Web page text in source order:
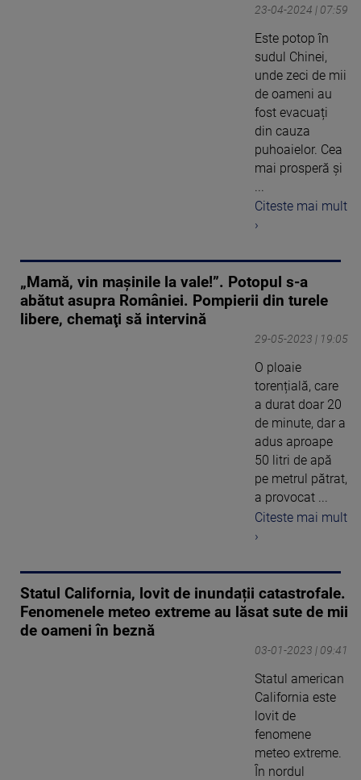
23-04-2024 | 07:59
Este potop în
sudul Chinei,
unde zeci de mii
de oameni au
fost evacuați
din cauza
puhoaielor. Cea
mai prosperă şi
Citeste mai mult
›
„Mamă, vin mașinile la vale!”. Potopul s-a
abătut asupra României. Pompierii din turele
libere, chemaţi să intervină
29-05-2023 | 19:05
O ploaie
torențială, care
a durat doar 20
de minute, dar a
adus aproape
50 litri de apă
pe metrul pătrat,
a provocat ...
Citeste mai mult
›
Statul California, lovit de inundații catastrofale.
Fenomenele meteo extreme au lăsat sute de mii
de oameni în beznă
03-01-2023 | 09:41
Statul american
California este
lovit de
fenomene
meteo extreme.
În nordul